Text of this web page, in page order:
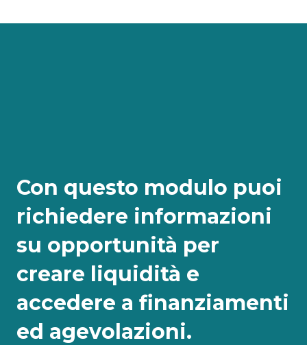
Con questo modulo puoi
richiedere informazioni
su opportunità per
creare liquidità e
accedere a finanziamenti
ed agevolazioni.